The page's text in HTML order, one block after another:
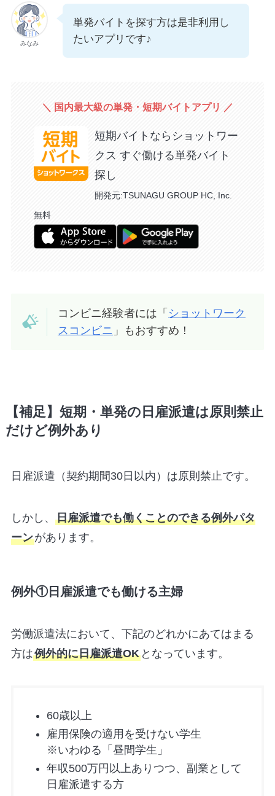
みなみ
単発バイトを探す方は是非利用し
たいアプリです♪
＼ 国内最大級の単発・短期バイトアプリ ／
短期バイトならショットワー
クス すぐ働ける単発バイト
探し
開発元:TSUNAGU GROUP HC, Inc.
無料
コンビニ経験者には「 ショットワーク
スコンビニ 」もおすすめ！
【補足】短期・単発の日雇派遣は原則禁止
だけど例外あり
日雇派遣（契約期間30日以内）は原則禁止です。
しかし、 日雇派遣でも働くことのできる例外パタ
ーンがあります。
例外①日雇派遣でも働ける主婦
労働派遣法において、下記のどれかにあてはまる
方は例外的に日雇派遣OKとなっています。
60歳以上
雇用保険の適用を受けない学生
※いわゆる「昼間学生」
年収500万円以上ありつつ、副業として
日雇派遣する方